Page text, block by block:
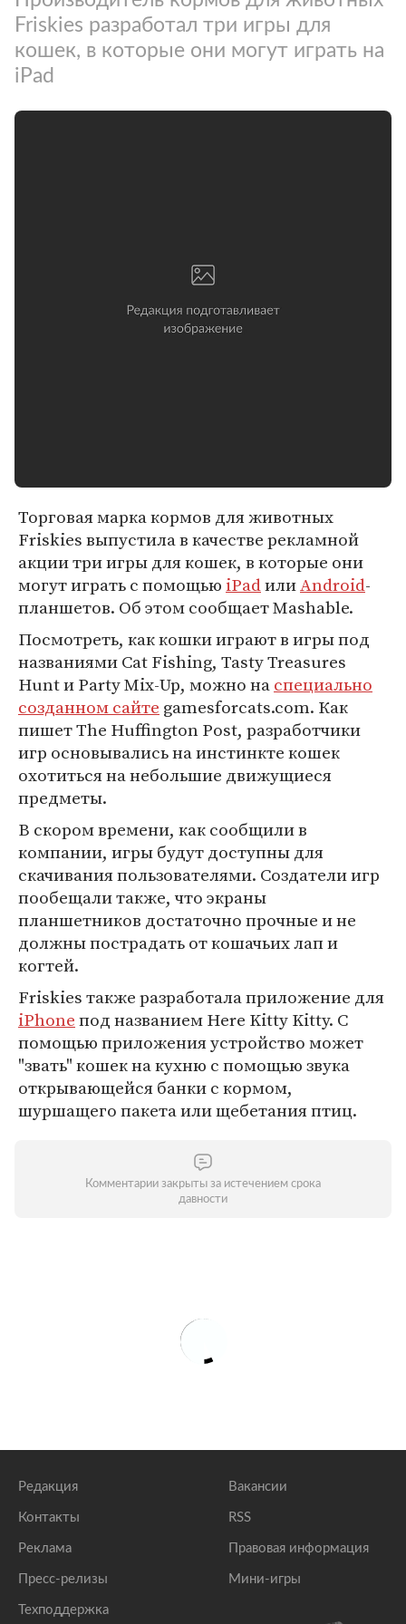
Friskies разработал три игры для
кошек, в которые они могут играть на
iPad
Торговая марка кормов для животных
Friskies выпустила в качестве рекламной
акции три игры для кошек, в которые они
могут играть с помощью iPadилиAndroid-
планшетов. Об этом сообщает Mashable.
Посмотреть, как кошки играют в игры под
названиями Cat Fishing, Tasty Treasures
Hunt и Party Mix-Up, можно наспециально
созданном сайте gamesforcats.com. Как
пишет The Huffington Post, разработчики
игр основывались на инстинкте кошек
охотиться на небольшие движущиеся
предметы.
В скором времени, как сообщили в
компании, игры будут доступны для
скачивания пользователями. Создатели игр
пообещали также, что экраны
планшетников достаточно прочные и не
должны пострадать от кошачьих лап и
когтей.
Friskies также разработала приложение для
iPhoneпод названием Here Kitty Kitty. С
помощью приложения устройство может
"звать" кошек на кухню с помощью звука
открывающейся банки с кормом,
шуршащего пакета или щебетания птиц.
Комментарии закрыты за истечением срока
давности
Редакция
Контакты
Реклама
Пресс-релизы
Техподдержка
Вакансии
RSS
Правовая информация
Мини-игры